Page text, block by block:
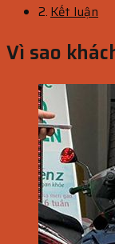
Kết luận
Vì sao